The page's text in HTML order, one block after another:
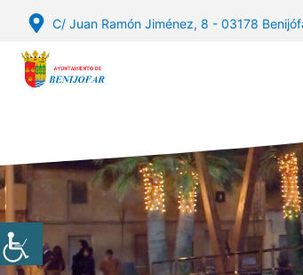
Saltar
contenido
C/ Juan Ramón Jiménez, 8 - 03178